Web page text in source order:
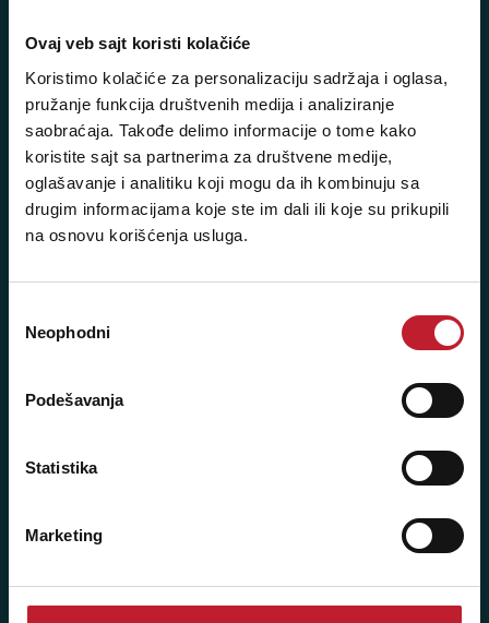
Ovaj veb sajt koristi kolačiće
Koristimo kolačiće za personalizaciju sadržaja i oglasa,
pružanje funkcija društvenih medija i analiziranje
saobraćaja. Takođe delimo informacije o tome kako
koristite sajt sa partnerima za društvene medije,
oglašavanje i analitiku koji mogu da ih kombinuju sa
drugim informacijama koje ste im dali ili koje su prikupili
na osnovu korišćenja usluga.
сагласности
Neophodni
Podešavanja
Statistika
Marketing
Beograd - Svetogorska 9
Telefoni:
+381 11 3347 442
+381 11 3347 615
+381 11 3347 883
Radno vreme:
Subota: 10:00 - 17:00
Novi Beograd - Milutina Milankovića 120D